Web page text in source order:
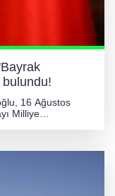
bulundu!
16 Ağustos
Milliye